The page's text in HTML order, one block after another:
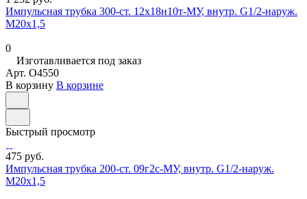
Импульсная трубка 300-ст. 12х18н10т-МУ, внутр. G1/2-наруж.
М20х1,5
0
Изготавливается под заказ
Арт. O4550
В корзину В корзине
Быстрый просмотр
475 руб.
Импульсная трубка 200-ст. 09г2с-МУ, внутр. G1/2-наруж.
М20х1,5